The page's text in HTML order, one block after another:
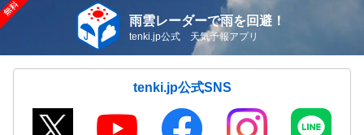
雨雲レーダーで雨を回避！
tenki.jp公式 天気予報アプリ
tenki.jp公式SNS